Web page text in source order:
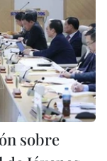
sobre